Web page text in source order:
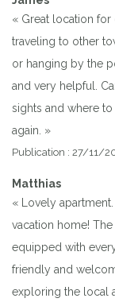
« Great location
traveling to other
or hanging by the
and very helpful.
sights and where
again. »
Publication : 27/11/
Matthias
« Lovely
vacation home!
equipped with
friendly and
exploring the local